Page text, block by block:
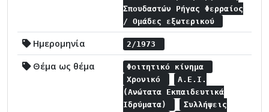
Σπουδαστών Ρήγας Φερραίος
/ Ομάδες εξωτερικού
Ημερομηνία 2/1973
Θέμα ως θέμα
Φοιτητικό κίνημα
Χρονικό
Α.Ε.Ι.
(Ανώτατα Εκπαιδευτικά
Ιδρύματα)
Συλλήψεις